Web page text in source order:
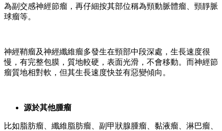
為副交感神經節瘤，再仔細按其部位稱為頸動脈體瘤、頸靜脈
球瘤等。
神經鞘瘤及神經纖維瘤多發生在頸部中段深處，生長速度很
慢，有完整包膜，質地較硬，表面光滑，不會移動。而神經節
瘤質地相對軟，但其生長速度快並有惡變傾向。
源於其他腫瘤
比如脂肪瘤、纖維脂肪瘤、副甲狀腺腫瘤、黏液瘤、淋巴瘤、